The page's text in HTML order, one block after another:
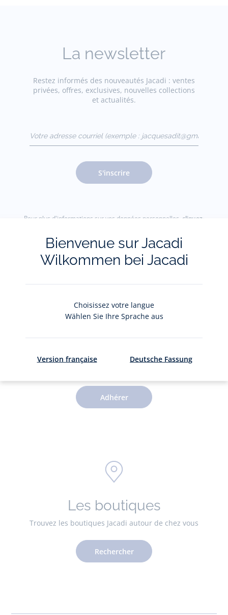
La newsletter
Restez informés des nouveautés Jacadi : ventes
privées, offres, exclusives, nouvelles collections
et actualités.
(exemple :
jacquesadit@gmail.com)
S'inscrire
Pour plus d'informations sur vos données personnelles, cliquez-
Adhérer
Les boutiques
Trouvez les boutiques Jacadi autour de chez vous
Rechercher
Bienvenue sur Jacadi
Wilkommen bei Jacadi
Choisissez votre langue
Wählen Sie Ihre Sprache aus
Version française Deutsche Fassung